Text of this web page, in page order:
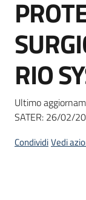
English
site
su
RIO
Ultimo
SATER: 26/02/
CondividiVedi